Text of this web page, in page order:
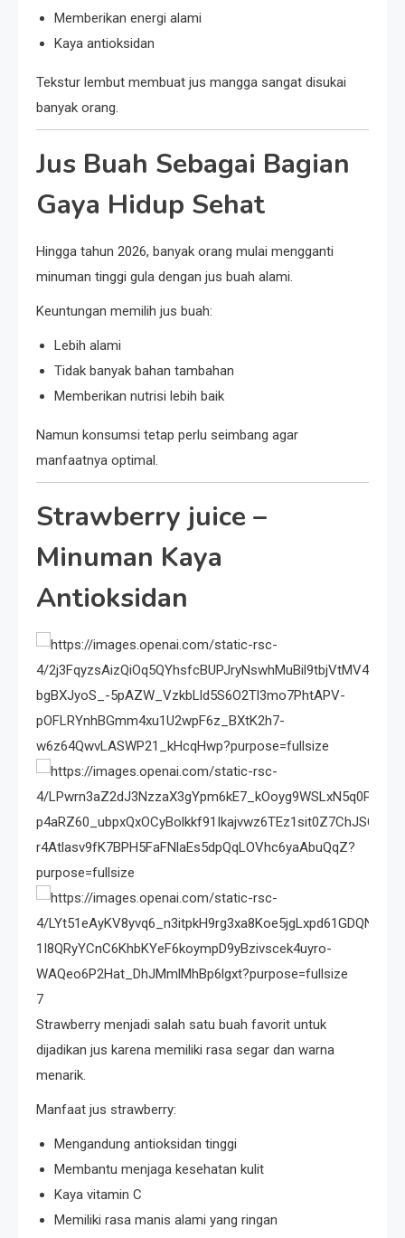
Memberikan energi alami
Kaya antioksidan
Tekstur lembut membuat jus mangga sangat disukai
banyak orang.
Jus Buah Sebagai Bagian
Gaya Hidup Sehat
Hingga tahun 2026, banyak orang mulai mengganti
minuman tinggi gula dengan jus buah alami.
Keuntungan memilih jus buah:
Lebih alami
Tidak banyak bahan tambahan
Memberikan nutrisi lebih baik
Namun konsumsi tetap perlu seimbang agar
manfaatnya optimal.
Strawberry juice –
Minuman Kaya
Antioksidan
7
Strawberry menjadi salah satu buah favorit untuk
dijadikan jus karena memiliki rasa segar dan warna
menarik.
Manfaat jus strawberry:
Mengandung antioksidan tinggi
Membantu menjaga kesehatan kulit
Kaya vitamin C
Memiliki rasa manis alami yang ringan